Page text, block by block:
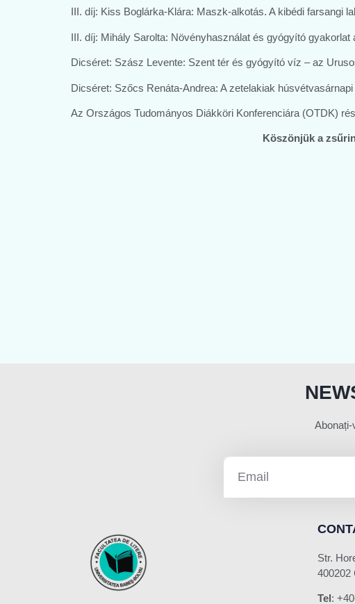
III. díj: Kiss Boglárka-Klára: Maszk-alkotás. A kibédi farsangi
III. díj: Mihály Sarolta: Növényhasználat és gyógyító gyakorlat
Dicséret: Szász Levente: Szent tér és gyógyító víz – az
Dicséret: Szőcs Renáta-Andrea: A zetelakiak
Az Országos Tudományos Diákköri Konferenciára (OTDK)
Köszönjük a
Abonați-
Str.
400202
Tel :